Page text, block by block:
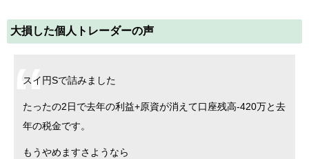
大損した個人トレーダーの声
スイ円Sで詰みました
たったの2日で去年の利益+原資が消えて口座残高-420万と去
年の税金です。
もうやめますさようなら